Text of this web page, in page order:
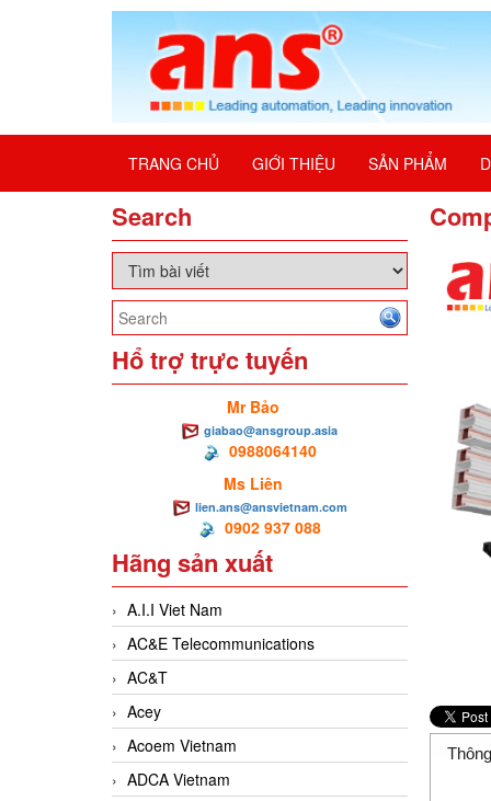
TRANG CHỦ GIỚI THIỆU SẢN PHẨM
Search
Hổ trợ trực tuyến
Mr Bảo
giabao@ansgroup.asia
0988064140
Ms Liên
lien.ans@ansvietnam.com
0902 937 088
Hãng sản xuất
A.I.I Viet Nam
AC&E Telecommunications
AC&T
Acey
Acoem Vietnam
ADCA Vietnam